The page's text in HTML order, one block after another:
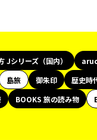
Jシリーズ（国内）
島旅 御朱印 歴史時
BOOKS 旅の読み物